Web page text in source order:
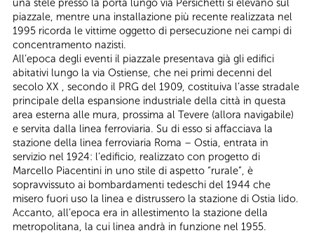
una stele presso la porta lungo via Persichetti si elevano sul
piazzale, mentre una installazione più recente realizzata nel
1995 ricorda le vittime oggetto di persecuzione nei campi di
concentramento nazisti.
All’epoca degli eventi il piazzale presentava già gli edifici
abitativi lungo la via Ostiense, che nei primi decenni del
secolo XX , secondo il PRG del 1909, costituiva l’asse stradale
principale della espansione industriale della città in questa
area esterna alle mura, prossima al Tevere (allora navigabile)
e servita dalla linea ferroviaria. Su di esso si affacciava la
stazione della linea ferroviaria Roma – Ostia, entrata in
servizio nel 1924: l’edificio, realizzato con progetto di
Marcello Piacentini in uno stile di aspetto “rurale”, è
sopravvissuto ai bombardamenti tedeschi del 1944 che
misero fuori uso la linea e distrussero la stazione di Ostia lido.
Accanto, all’epoca era in allestimento la stazione della
metropolitana, la cui linea andrà in funzione nel 1955.